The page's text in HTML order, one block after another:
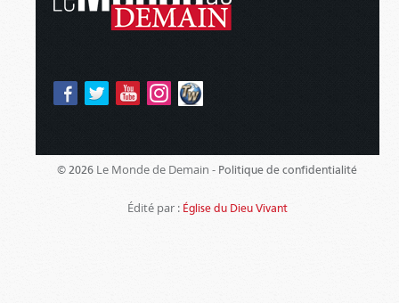
© 2026 Le Monde de Demain - Politique de confidentialité
Édité par : Église du Dieu Vivant